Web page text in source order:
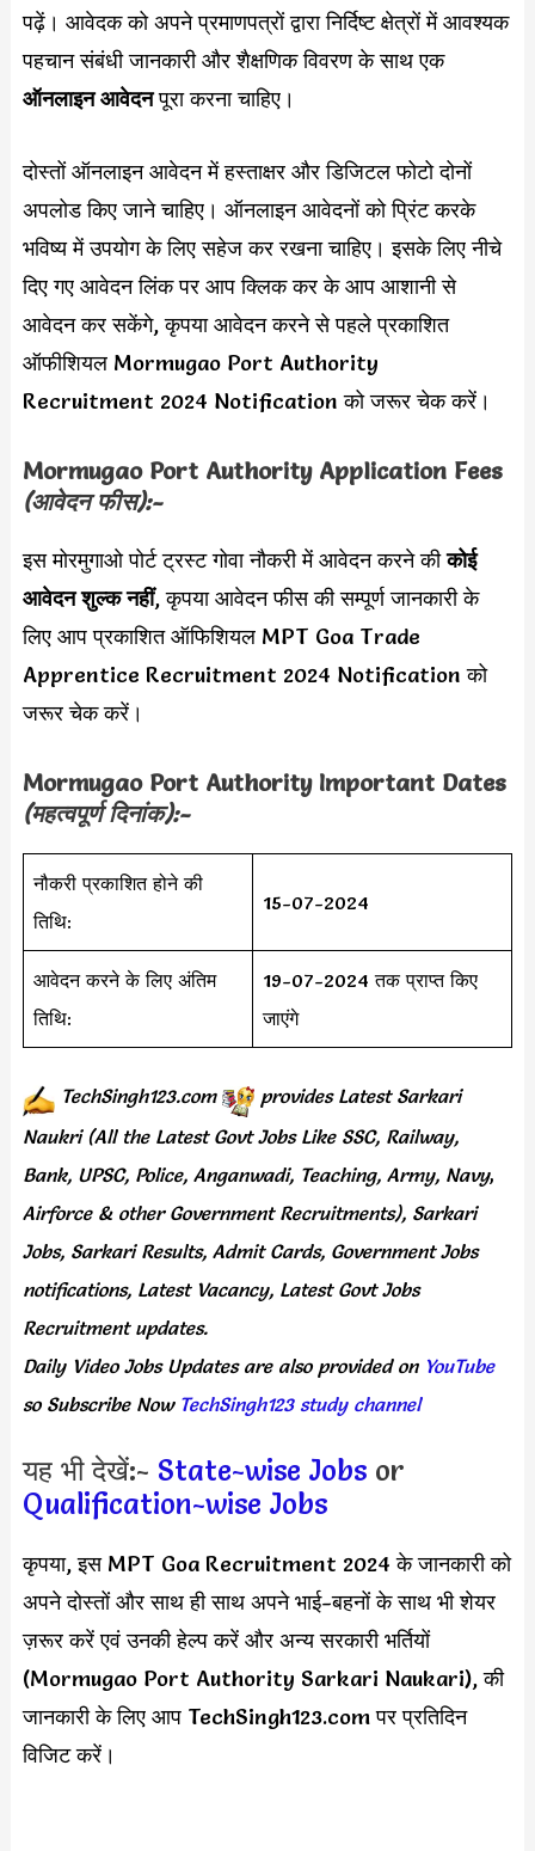
पढ़ें। आवेदक को अपने प्रमाणपत्रों द्वारा निर्दिष्ट क्षेत्रों में आवश्यक
पहचान संबंधी जानकारी और शैक्षणिक विवरण के साथ एक
ऑनलाइन आवेदनपूरा करना चाहिए।
दोस्तों ऑनलाइन आवेदन में हस्ताक्षर और डिजिटल फोटो दोनों
अपलोड किए जाने चाहिए। ऑनलाइन आवेदनों को प्रिंट करके
भविष्य में उपयोग के लिए सहेज कर रखना चाहिए। इसके लिए नीचे
दिए गए आवेदन लिंक पर आप क्लिक कर के आप आशानी से
आवेदन कर सकेंगे, कृपया आवेदन करने से पहले प्रकाशित
ऑफीशियल Mormugao Port Authority
Recruitment 2024 Notification को जरूर चेक करें।
Mormugao Port Authority Application Fees
(आवेदन फीस):-
इस मोरमुगाओ पोर्ट ट्रस्ट गोवा नौकरी में आवेदन करने कीकोई
आवेदन शुल्क नहीं, कृपया आवेदन फीस की सम्पूर्ण जानकारी के
लिए आप प्रकाशित ऑफिशियल MPT Goa Trade
Apprentice Recruitment 2024 Notification को
जरूर चेक करें।
Mormugao Port Authority Important Dates
(महत्वपूर्ण दिनांक):-
नौकरी प्रकाशित होने की
तिथि:
15-07-2024
आवेदन करने के लिए अंतिम
तिथि:
19-07-2024 तक प्राप्त किए
जाएंगे
TechSingh123.com provides Latest Sarkari
Naukri (All the Latest Govt Jobs Like SSC, Railway,
Bank, UPSC, Police, Anganwadi, Teaching, Army, Navy,
Airforce & other Government Recruitments), Sarkari
Jobs, Sarkari Results, Admit Cards, Government Jobs
notifications, Latest Vacancy, Latest Govt Jobs
Recruitment updates.
Daily Video Jobs Updates are also provided onYouTube
so Subscribe Now TechSingh123 study channel
यह भी देखें:- State-wise Jobs or
Qualification-wise Jobs
कृपया, इस MPT Goa Recruitment 2024 के जानकारी को
अपने दोस्तों और साथ ही साथ अपने भाई-बहनों के साथ भी शेयर
ज़रूर करें एवं उनकी हेल्प करें और अन्य सरकारी भर्तियों
(Mormugao Port Authority Sarkari Naukari), की
जानकारी के लिए आप TechSingh123.com पर प्रतिदिन
विजिट करें।